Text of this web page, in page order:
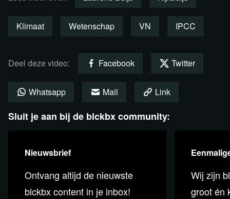
Als wij niet meer kunnen doen
wel?
Blijf ons steunen, juist NU!
Klimaat Wetenschap VN IPCC
Deel deze video: Facebook Twitter
Whatsapp Mail Link
Sluit je aan bij de blckbx community:
Nieuwsbrief
Ontvang altijd de nieuwste
blckbx content in je inbox!
Wij zijn
groot én